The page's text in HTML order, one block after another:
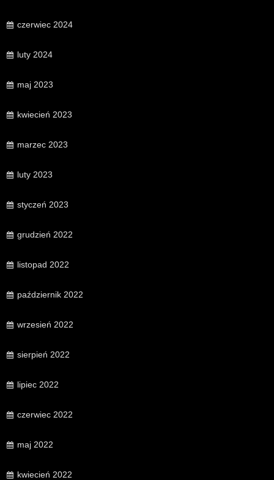
czerwiec 2024
luty 2024
maj 2023
kwiecień 2023
marzec 2023
luty 2023
styczeń 2023
grudzień 2022
listopad 2022
październik 2022
wrzesień 2022
sierpień 2022
lipiec 2022
czerwiec 2022
maj 2022
kwiecień 2022